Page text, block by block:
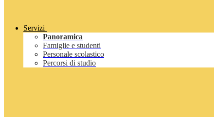
Servizi
Panoramica
Famiglie e studenti
Personale scolastico
Percorsi di studio